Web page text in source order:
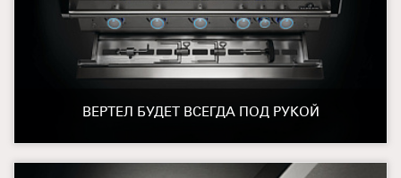
ВЕРТЕЛ БУДЕТ ВСЕГДА ПОД РУКОЙ